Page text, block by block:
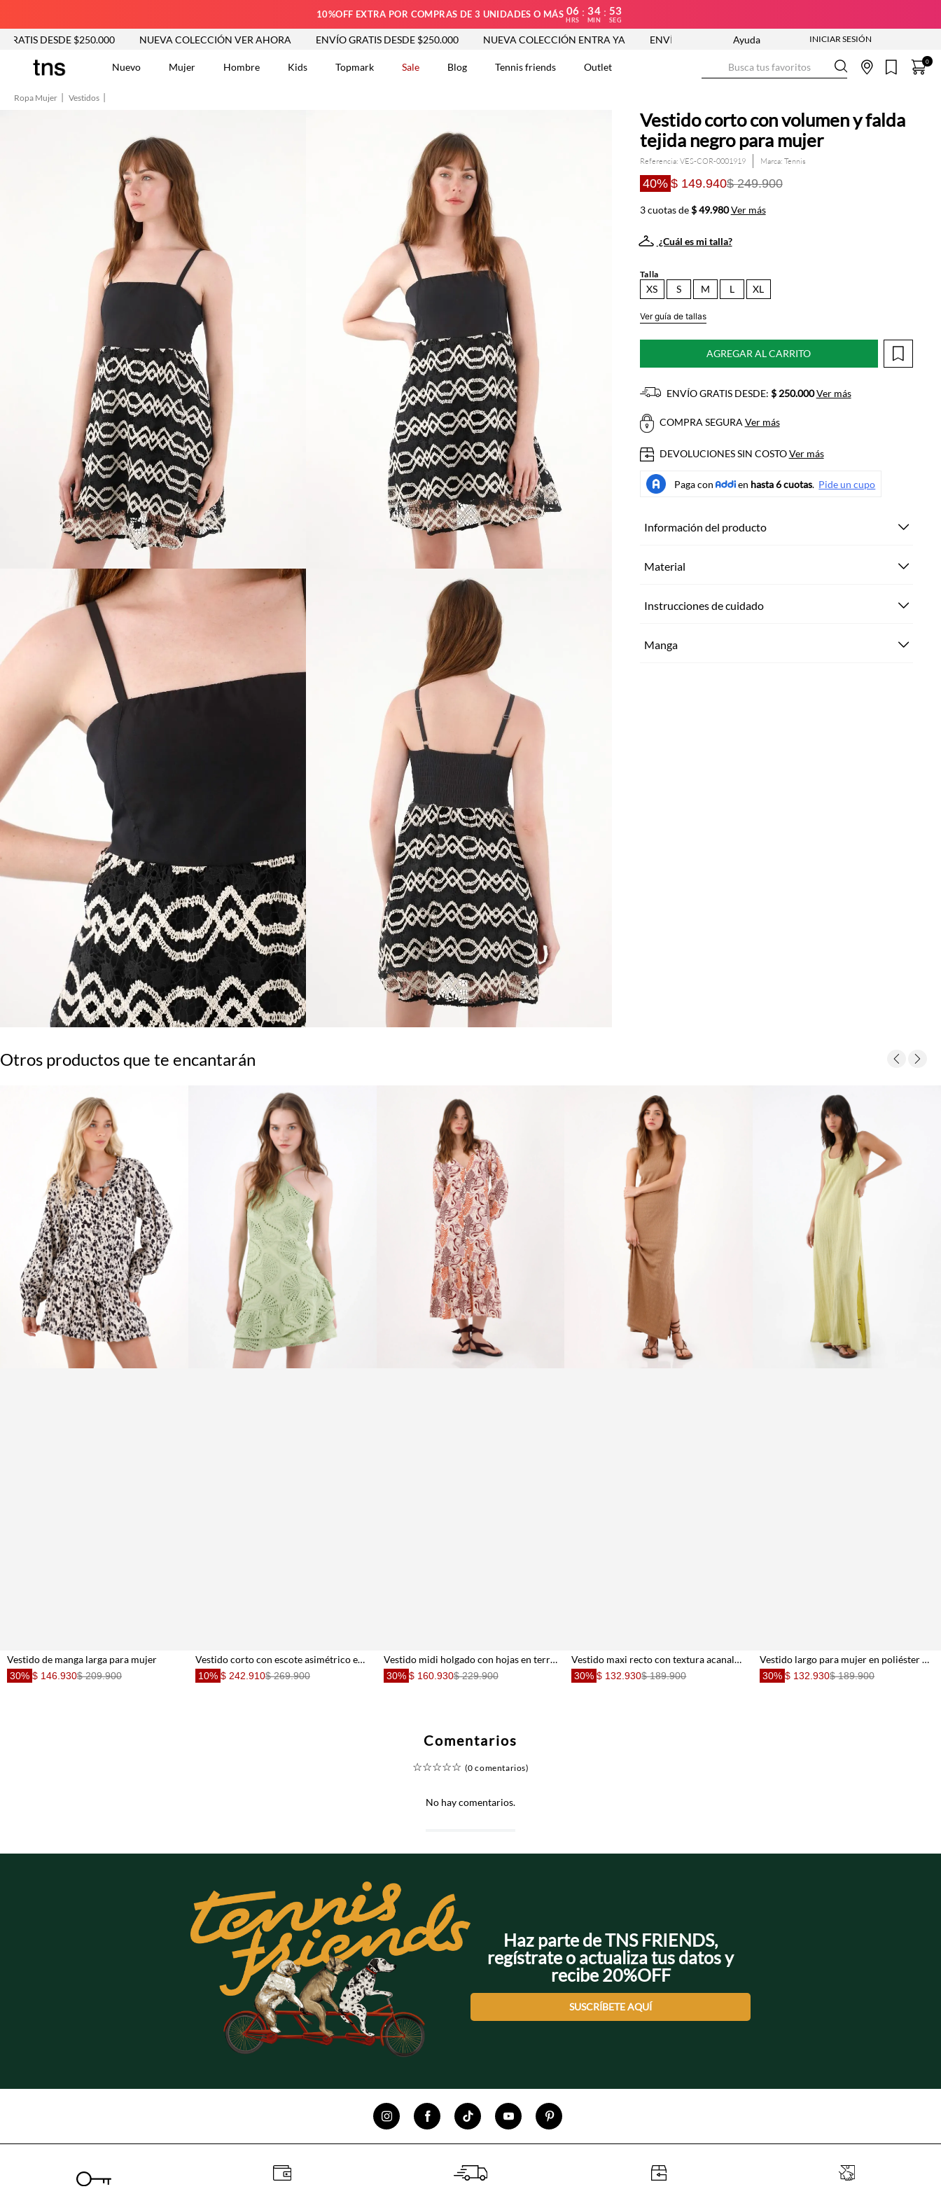
10%OFF EXTRA POR COMPRAS DE 3 UNIDADES O MÁS 06
HRS
: 34
MIN
: 52
SEG
ENVÍO GRATIS DESDE $250.000 NUEVA COLECCIÓN VER AHORA ENVÍO GRATIS DESDE $250.000 NUEVA COLECCIÓN ENTRA YA ENVÍO GRATIS DESDE $250.000 NUEVA
Ayuda
Nuevo Mujer Hombre Kids Topmark Sale Blog Tennis friends Outlet 0
Ropa Mujer Vestidos
Vestido corto con volumen y falda
tejida negro para mujer
Referencia: VES-COR-0001919 Tennis
40% $ 149.940$ 249.900
3 cuotas de$ 49.980 Ver más
¿Cuál es mi talla?
Talla
XS S M L XL
Ver guía de tallas
AGREGAR AL CARRITO
ENVÍO GRATIS DESDE: $ 250.000 Ver más
COMPRA SEGURA Ver más
DEVOLUCIONES SIN COSTOVer más
Información del producto
Material
Instrucciones de cuidado
Manga
Otros productos que te encantarán
Vestido de manga larga para mujer
30% $ 146.930$ 209.900
Vestido corto con escote asimétrico en algodón verde salvia para mujer
10% $ 242.910$ 269.900
Vestido midi holgado con hojas en terracota para mujer
30% $ 160.930$ 229.900
Vestido maxi recto con textura acanalada en camel para mujer
30% $ 132.930$ 189.900
Vestido largo para mujer en poliéster verde lima fit relajado con textura arrugada
30% $ 132.930$ 189.900
Comentarios
☆☆☆☆☆ (0 comentarios)
No hay comentarios.
Haz parte de TNS FRIENDS,
regístrate o actualiza tus datos y
recibe 20%OFF
SUSCRÍBETE AQUÍ
6
7.
Chaqueta
9
10